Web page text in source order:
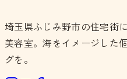
埼玉県ふじみ野市の住宅街
美容室。海をイメージした
グを。